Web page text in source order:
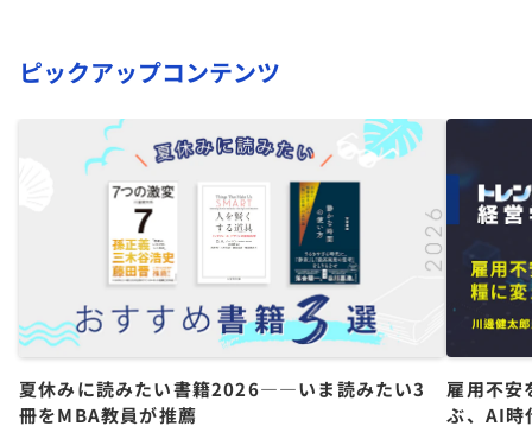
ピックアップコンテンツ
夏休みに読みたい書籍2026――いま読みたい3
冊をMBA教員が推薦
雇用不
ぶ、AI時